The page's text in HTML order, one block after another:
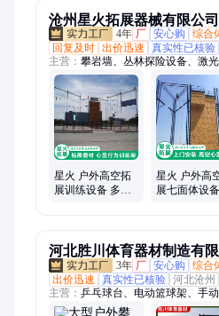
沧州星火拓展器械有限公司
4年 厂 安心购 综合
回复及时 出价迅速 真实性已核验
主营： 攀岩墙、丛林探险设备、激
消防训练设施、304不锈钢激光切割
星火 户外高空拓
展训练设备 多面
星火 户外高
展七面体设备
河北胜川体育器材制造有限
3年 厂 安心购 综合
出价迅速
真实性已核验 河北沧州
主营： 乒乓球台、电动篮球架、手
警八项训练器材、高空拓展训练器